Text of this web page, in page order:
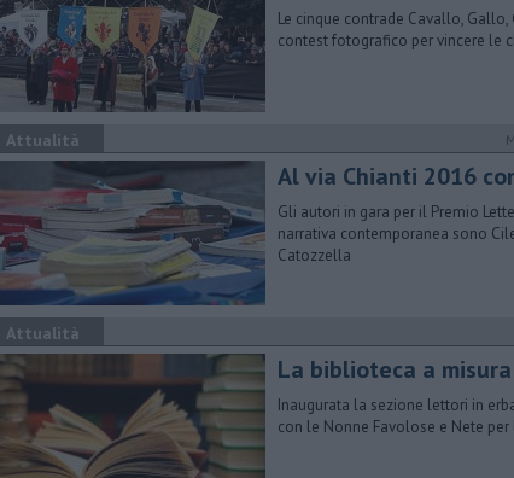
Le cinque contrade Cavallo,
contest fotografico per vincere le
Attualità
Al via Chianti 2016
Gli autori in gara per il Premio
narrativa contemporanea sono
Catozzella
Attualità
La biblioteca a
Inaugurata la sezione lettori in
con le Nonne Favolose e Nete per